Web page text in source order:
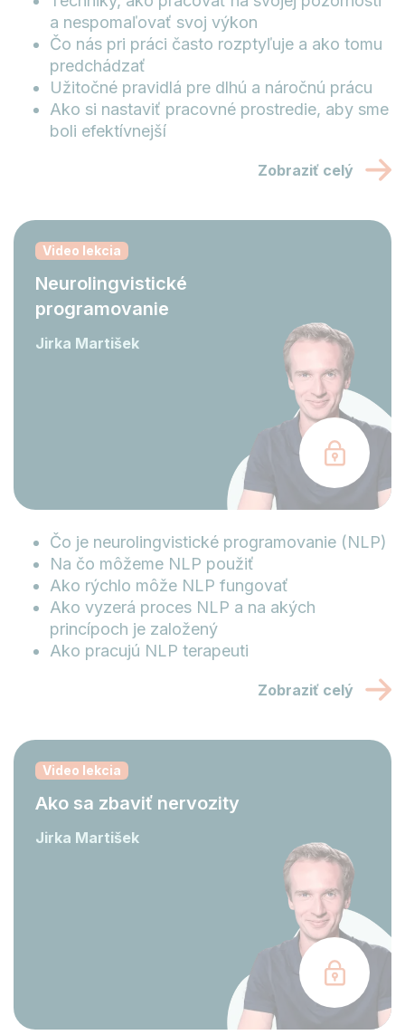
a nespomaľovať svoj výkon
Čo nás pri práci často rozptyľuje a ako tomu
predchádzať
Užitočné pravidlá pre dlhú a náročnú prácu
Ako si nastaviť pracovné prostredie, aby sme
boli efektívnejší
Zobraziť celý
Video lekcia
Neurolingvistické
programovanie
Jirka Martišek
Čo je neurolingvistické programovanie (NLP)
Na čo môžeme NLP použiť
Ako rýchlo môže NLP fungovať
Ako vyzerá proces NLP a na akých
princípoch je založený
Ako pracujú NLP terapeuti
Zobraziť celý
Video lekcia
Ako sa zbaviť nervozity
Jirka Martišek